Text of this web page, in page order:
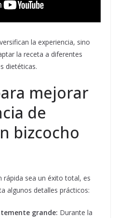
la experiencia, sino
la receta a diferentes
dietéticas.
mejorar
de
bizcocho
rápida sea un éxito total, es
algunos detalles prácticos:
grande: Durante la